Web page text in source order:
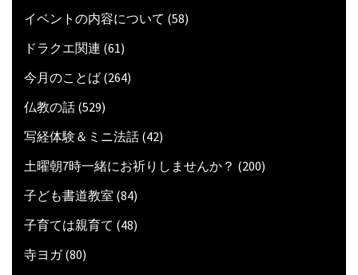
イベントの内容について (58)
ドラクエ関連 (61)
今月のことば (264)
仏教の話 (529)
写経体験＆ミニ法話 (42)
土曜朝7時一緒にお祈りしませんか？ (200)
子ども書道教室 (84)
子育ては親育て (48)
寺ヨガ(80)